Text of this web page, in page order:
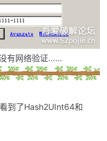
有网络验证……
到了Hash2UInt64和